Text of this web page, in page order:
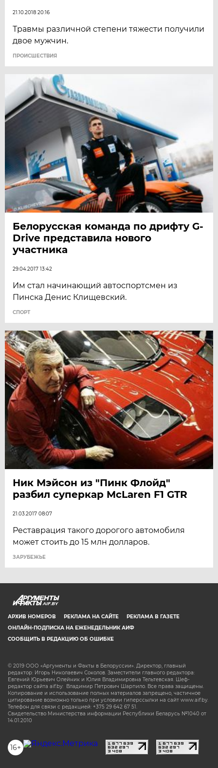
21.10.2018 20:16
Травмы различной степени тяжести получили
двое мужчин.
ПРОИСШЕСТВИЯ
Белорусская команда по дрифту G-
Drive представила нового
участника
29.04.2017 13:42
Им стал начинающий автоспортсмен из
Пинска Денис Клищевский.
СПОРТ
Ник Мэйсон из "Пинк Флойд"
разбил суперкар McLaren F1 GTR
21.03.2017 08:07
Реставрация такого дорогого автомобиля
может стоить до 15 млн долларов.
ЗАРУБЕЖЬЕ
AIF.BY
АРХИВ НОМЕРОВ РЕКЛАМА НА САЙТЕ
РЕКЛАМА В ГАЗЕТЕ
ОНЛАЙН-ПОДПИСКА НА ЕЖЕНЕДЕЛЬНИК АИФ
СООБЩИТЬ В РЕДАКЦИЮ ОБ ОШИБКЕ
© 2019 ООО «Аргументы и Факты в Белоруссии». Директор, главный
редактор: Игорь Николаевич Соколов. Заместители главного редактора:
Евгений Юрьевич Олейник и Юлия Владимировна Тельтевская. Шеф-
редактор сайта aif.by: Владимир Петрович Шарпило. Все права защищены.
Копирование и использование полных материалов запрещено, частичное
цитирование возможно только при условии гиперссылки на сайт www.aif.by.
Телефон для связи с редакцией: +375 29 642 67 51.
Свидетельство Министерства информации Республики Беларусь №1040 от
14.01.2010
16+